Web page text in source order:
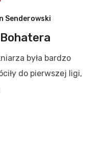
Senderowski
Bohatera
była bardzo
do pierwszej ligi,